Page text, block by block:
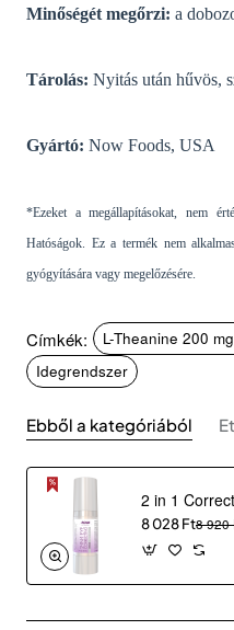
Minőségét megőrzi: a
Tárolás: Nyitás után hűvös,
Gyártó: Now Foods, USA
*Ezeket a megállapításokat, nem
Hatóságok. Ez a termék nem
gyógyítására vagy megelőzésére.
Címkék: L-Theanine 200
Idegrendszer
Ebből a kategóriából
8 028 Ft8 920